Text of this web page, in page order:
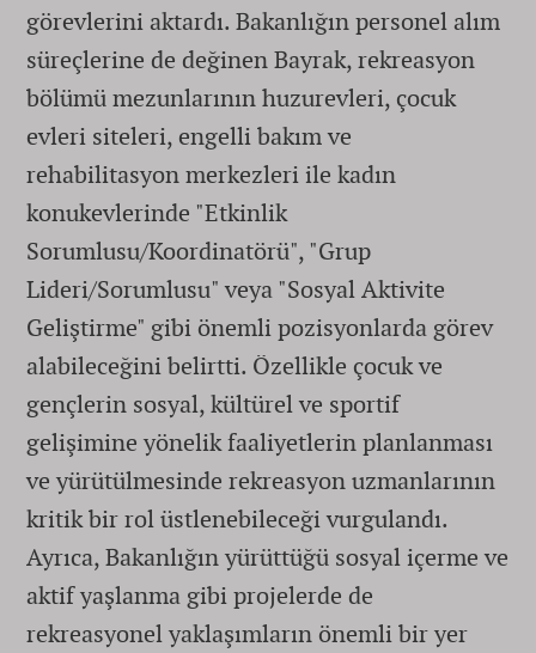
görevlerini aktardı. Bakanlığın personel alım
süreçlerine de değinen Bayrak, rekreasyon
bölümü mezunlarının huzurevleri, çocuk
evleri siteleri, engelli bakım ve
rehabilitasyon merkezleri ile kadın
konukevlerinde "Etkinlik
Sorumlusu/Koordinatörü", "Grup
Lideri/Sorumlusu" veya "Sosyal Aktivite
Geliştirme" gibi önemli pozisyonlarda görev
alabileceğini belirtti. Özellikle çocuk ve
gençlerin sosyal, kültürel ve sportif
gelişimine yönelik faaliyetlerin planlanması
ve yürütülmesinde rekreasyon uzmanlarının
kritik bir rol üstlenebileceği vurgulandı.
Ayrıca, Bakanlığın yürüttüğü sosyal içerme ve
aktif yaşlanma gibi projelerde de
rekreasyonel yaklaşımların önemli bir yer